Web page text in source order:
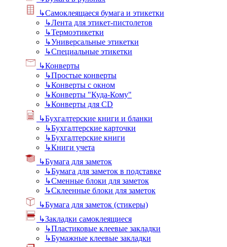
↳Самоклеящаеся бумага и этикетки
↳Лента для этикет-пистолетов
↳Термоэтикетки
↳Универсальные этикетки
↳Специальные этикетки
↳Конверты
↳Простые конверты
↳Конверты с окном
↳Конверты "Куда-Кому"
↳Конверты для CD
↳Бухгалтерские книги и бланки
↳Бухгалтерские карточки
↳Бухгалтерские книги
↳Книги учета
↳Бумага для заметок
↳Бумага для заметок в подставке
↳Сменные блоки для заметок
↳Склеенные блоки для заметок
↳Бумага для заметок (стикеры)
↳Закладки самоклеящиеся
↳Пластиковые клеевые закладки
↳Бумажные клеевые закладки